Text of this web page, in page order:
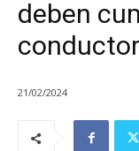
deben
21/02/2024